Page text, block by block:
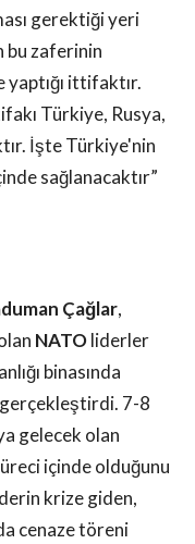
gerektiği yeri
bu zaferinin
yaptığı ittifaktır.
Türkiye, Rusya,
İşte Türkiye'nin
sağlanacaktır”
Çağlar,
NATOliderler
binasında
gerçekleştirdi. 7-8
gelecek olan
içinde olduğunu
krize giden,
cenaze töreni